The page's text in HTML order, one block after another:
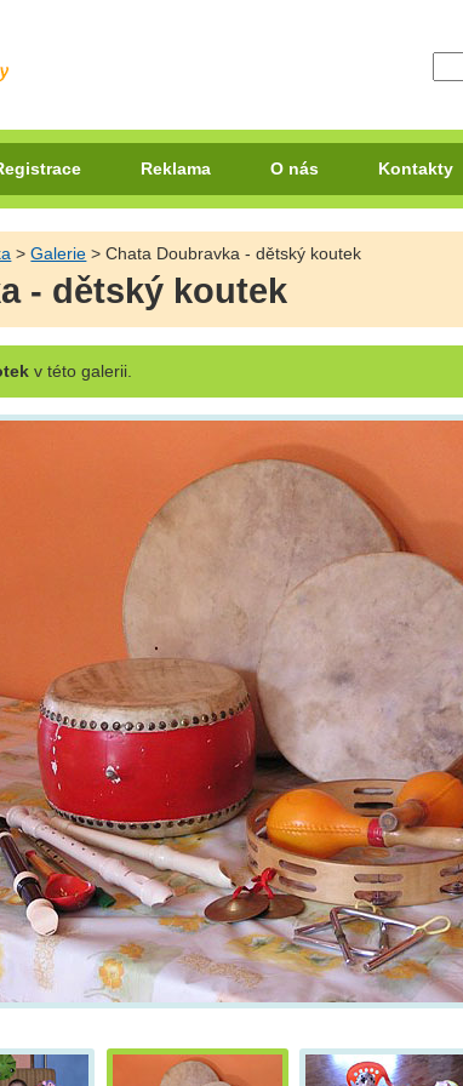
Reklama O nás Kontakty
>Galerie > Chata Doubravka - dětský koutek
- dětský koutek
v této galerii.